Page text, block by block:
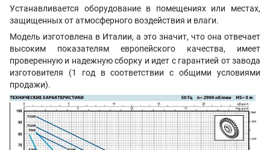
Устанавливается оборудование в помещениях или местах,
защищенных от атмосферного воздействия и влаги.
Модель изготовлена в Италии, а это значит, что она отвечает
высоким показателям европейского качества, имеет
проверенную и надежную сборку и идет с гарантией от завода
изготовителя (1 год в соответствии с общими условиями
продажи).